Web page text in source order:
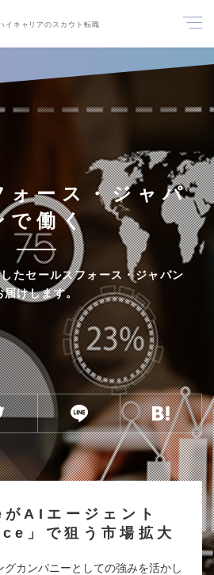
イキャリアのスカウト転職
ォース・ジャパ
で働く
たセールスフォース・ジャパン
けします。
AIエージェント
」で狙う市場拡大
カンパニーとしての強みを活かし